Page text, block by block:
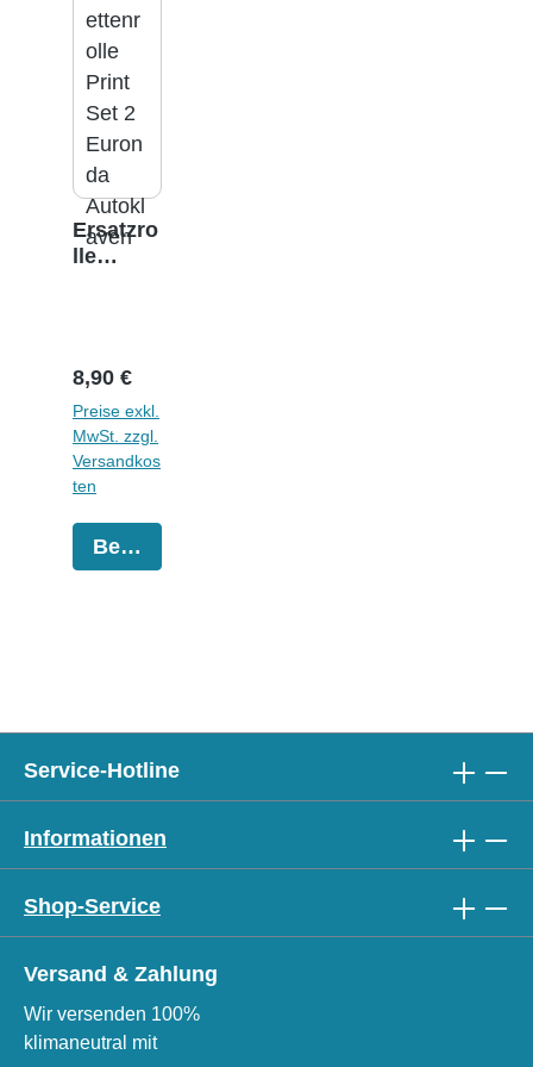
Ersatzro
lle
Regulärer Preis:
8,90 €
Preise exkl.
MwSt. zzgl.
Versandkos
ten
Bestellen
Service-Hotline
Informationen
Shop-Service
Versand & Zahlung
Wir versenden 100%
klimaneutral mit